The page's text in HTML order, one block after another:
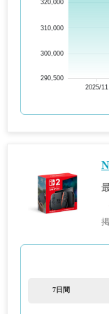
290,500
300,000
310,000
320,000
2025/11
7日間